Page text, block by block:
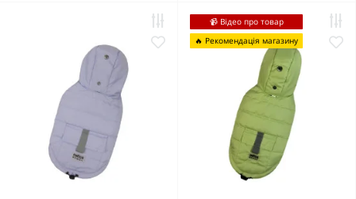
📹 Відео про товар
🔥 Рекомендація магазину